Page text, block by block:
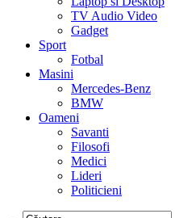
TV Audio Video
Gadget
Sport
Fotbal
Masini
Mercedes-Benz
BMW
Oameni
Savanti
Filosofi
Medici
Lideri
Politicieni